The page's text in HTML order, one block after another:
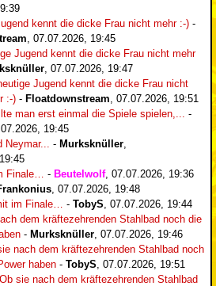
kennt die dicke Frau nicht mehr :-) -
07.07.2026, 19:45
Jugend kennt die dicke Frau nicht mehr
07.07.2026, 19:47
Jugend kennt die dicke Frau nicht
:-) - Floatdownstream 07.07.2026, 19:51
man erst einmal die Spiele spielen,...
-
19:45
- Murksknüller
Finale…
- Beutelwolf, 07.07.2026, 19:36
07.07.2026, 19:48
im Finale…
- TobyS 07.07.2026, 19:44
dem kräftezehrenden Stahlbad noch die
- Murksknüller 07.07.2026, 19:46
nach dem kräftezehrenden Stahlbad noch
haben - TobyS 07.07.2026, 19:51
Ob sie nach dem kräftezehrenden Stahlbad